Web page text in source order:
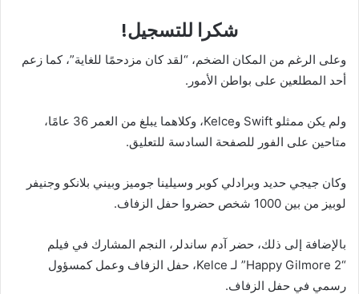
شكرا للتسجيل!
وعلى الرغم من المكان الضخم، “لقد كان مزدحمًا للغاية”، كما زعم
أحد المطلعين على بواطن الأمور.
ولم يكن ممثلو Swift وKelce، وكلاهما يبلغ من العمر 36 عامًا،
متاحين على الفور للصفحة السادسة للتعليق.
وكان جيجي حديد وبرادلي كوبر وسيلينا جوميز وبيني بلانكو وجنيفر
لوبيز من بين 1000 شخص حضروا حفل الزفاف.
بالإضافة إلى ذلك، حضر آدم ساندلر، النجم المشارك في فيلم
“Happy Gilmore 2” لـ Kelce، حفل الزفاف وعمل كمسؤول
رسمي في حفل الزفاف.